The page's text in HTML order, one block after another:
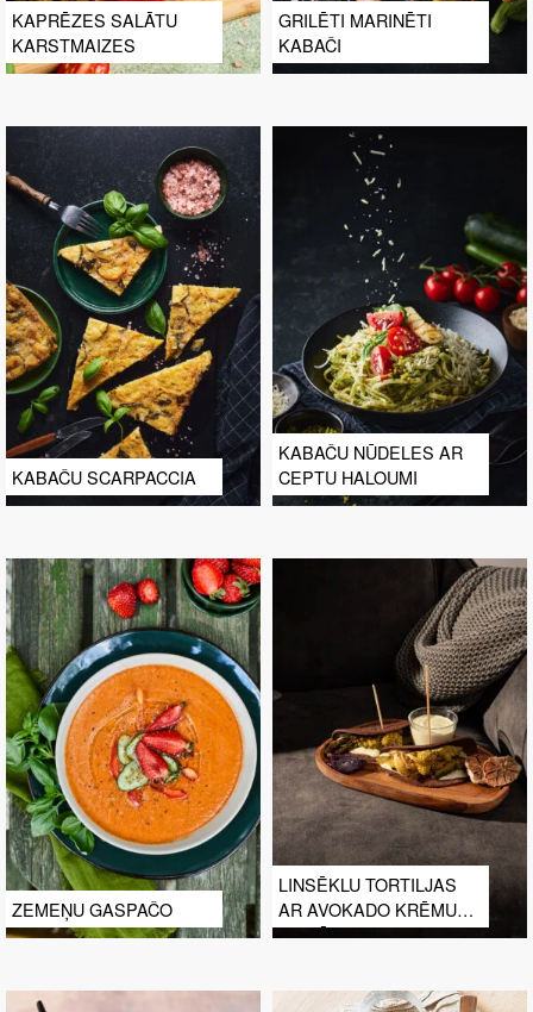
KAPRĒZES SALĀTU
KARSTMAIZES
GRILĒTI MARINĒTI
KABAČI
KABAČU SCARPACCIA
KABAČU NŪDELES AR
CEPTU HALOUMI
ZEMEŅU GASPAČO
LINSĒKLU TORTILJAS
AR AVOKADO KRĒMU
UN DĀRZEŅIEM